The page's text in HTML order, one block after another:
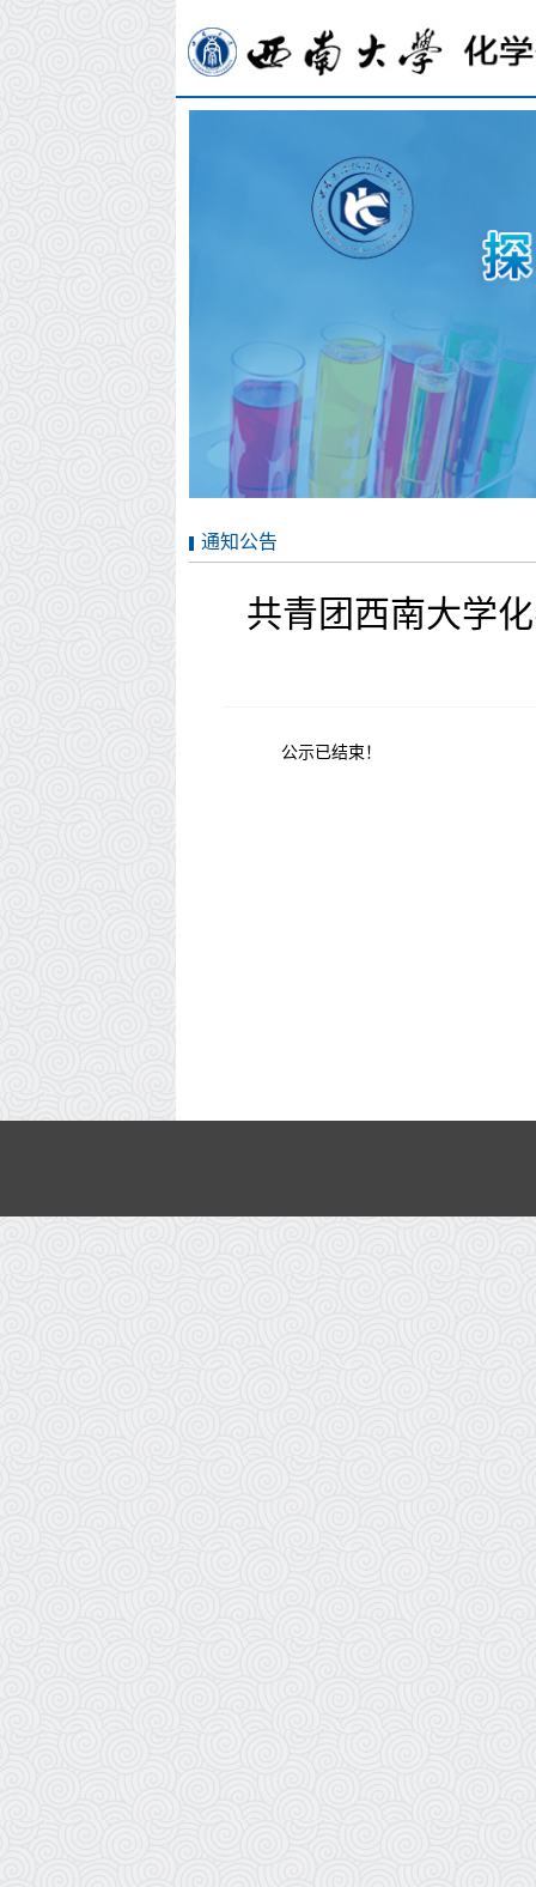
通知公告
共青团西南大学
公示已结束！